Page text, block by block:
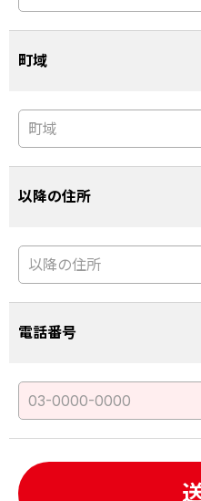
町域
以降の住所
電話番号